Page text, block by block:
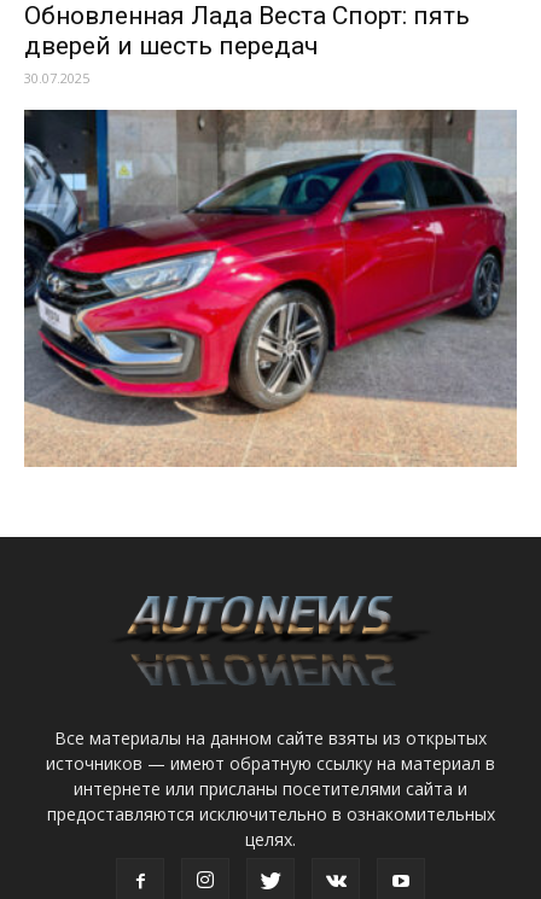
Обновленная Лада Веста Спорт: пять
дверей и шесть передач
30.07.2025
Все материалы на данном сайте взяты из открытых
источников — имеют обратную ссылку на материал в
интернете или присланы посетителями сайта и
предоставляются исключительно в ознакомительных
целях.